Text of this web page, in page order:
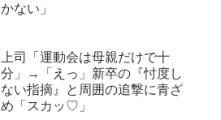
かない」
上司「運動会は母親だけで十
分」→「えっ」新卒の『忖度し
ない指摘』と周囲の追撃に青ざ
め「スカッ♡」